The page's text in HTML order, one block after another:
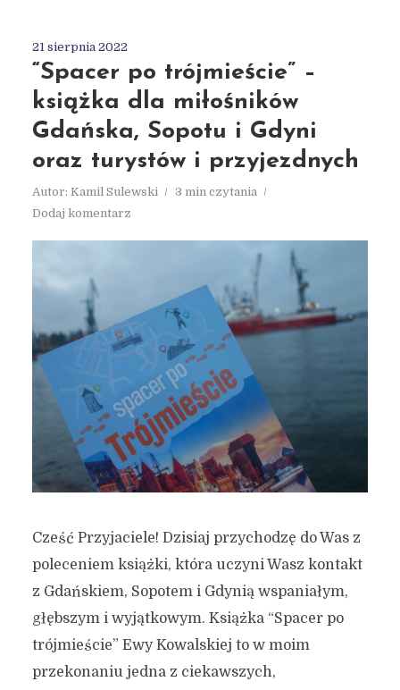
21 sierpnia 2022
“Spacer po trójmieście” –
książka dla miłośników
Gdańska, Sopotu i Gdyni
oraz turystów i przyjezdnych
Autor: Kamil Sulewski
3 min czytania
Dodaj komentarz
Cześć Przyjaciele! Dzisiaj przychodzę do Was z
poleceniem książki, która uczyni Wasz kontakt
z Gdańskiem, Sopotem i Gdynią wspaniałym,
głębszym i wyjątkowym. Książka “Spacer po
trójmieście” Ewy Kowalskiej to w moim
przekonaniu jedna z ciekawszych,